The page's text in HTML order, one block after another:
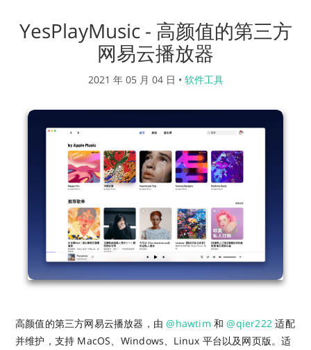
YesPlayMusic - 高颜值的第三方
网易云播放器
2021 年 05 月 04 日 • 软件工具
高颜值的第三方网易云播放器，由@hawtim 和@qier222 适配
并维护，支持 MacOS、Windows、Linux 平台以及网页版。适